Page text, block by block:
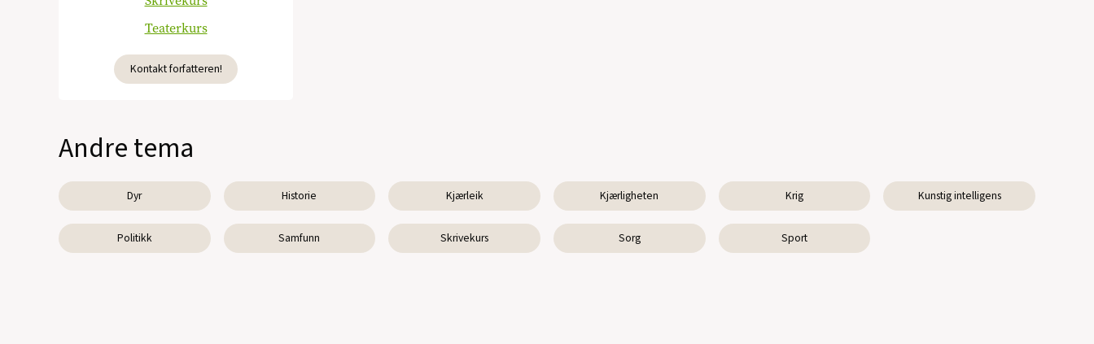
Teaterkurs
Kontakt forfatteren!
Andre tema
Dyr Historie Kjærleik Kjærligheten Krig Kunstig intelligens
Politikk Samfunn Skrivekurs Sorg Sport